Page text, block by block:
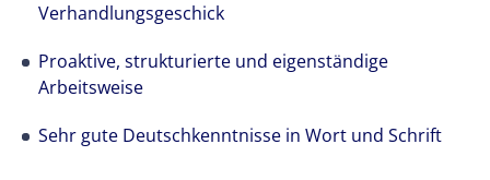
Verhandlungsgeschick
Proaktive, strukturierte und eigenständige
Arbeitsweise
Sehr gute Deutschkenntnisse in Wort und Schrift
Wir stehen für lokale Kompetenz weltweit. Über
19.000 Experten in 66 Ländern stellen bei
Colliers ihre Erfahrungen und ihr Knowhow in